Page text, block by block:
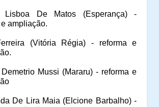
Lisboa De Matos (Esperança) -
ampliação.
(Vitória Régia) - reforma e
Demetrio Mussi (Mararu) - reforma e
De Lira Maia (Elcione Barbalho) -